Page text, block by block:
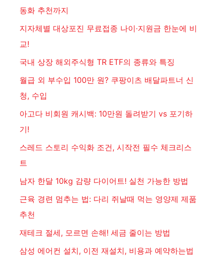
동화 추천까지
지자체별 대상포진 무료접종 나이·지원금 한눈에 비
교!
국내 상장 해외주식형 TR ETF의 종류와 특징
월급 외 부수입 100만 원? 쿠팡이츠 배달파트너 신
청, 수입
아고다 비회원 캐시백: 10만원 돌려받기 vs 포기하
기!
스레드 스토리 수익화 조건, 시작전 필수 체크리스
트
남자 한달 10kg 감량 다이어트! 실천 가능한 방법
근육 경련 멈추는 법: 다리 쥐날때 먹는 영양제 제품
추천
재테크 절세, 모르면 손해! 세금 줄이는 방법
삼성 에어컨 설치, 이전 재설치, 비용과 예약하는법